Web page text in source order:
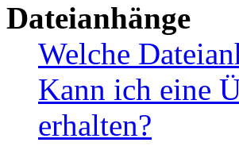
Dateianhänge
Welche
Kann ich eine
erhalten?